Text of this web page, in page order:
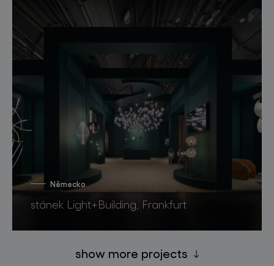
Německo
stánek Light+Building, Frankfurt
show more projects